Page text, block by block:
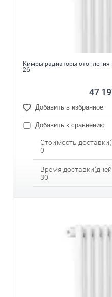
Кимры радиаторы отопления
26
47
Добавить в избранное
Добавить к сравнению
Стоимость
0
Время
30